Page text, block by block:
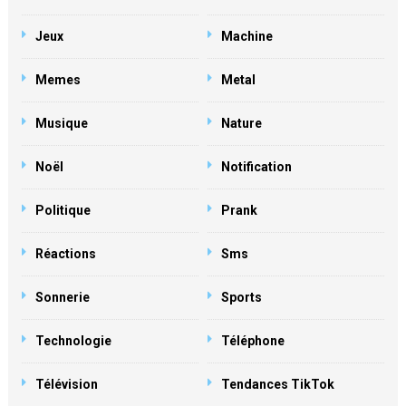
Jeux Machine
Memes Metal
Musique Nature
Noël Notification
Politique Prank
Réactions Sms
Sonnerie Sports
Technologie Téléphone
Télévision Tendances TikTok